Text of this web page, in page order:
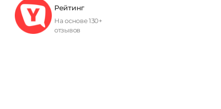
Рейтинг
На основе 130+
отзывов